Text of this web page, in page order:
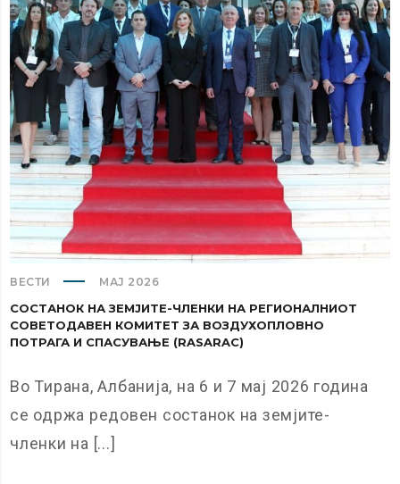
ВЕСТИ МАЈ 2026
СОСТАНОК НА ЗЕМЈИТЕ-ЧЛЕНКИ НА РЕГИОНАЛНИОТ
СОВЕТОДАВЕН КОМИТЕТ ЗА ВОЗДУХОПЛОВНО
ПОТРАГА И СПАСУВАЊЕ (RASARAC)
Во Тирана, Албанија, на 6 и 7 мај 2026 година
се одржа редовен состанок на земјите-
членки на [...]